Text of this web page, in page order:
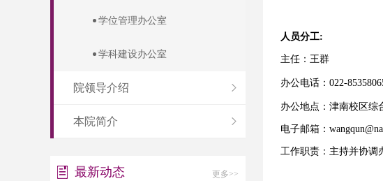
学位管理办公室
学科建设办公室
院领导介绍
本院简介
最新动态 更多>>
人员分工:
主任：王群
办公电话：022-
办公地点：津南校区综
电子邮箱：
工作职责： 主持并协调